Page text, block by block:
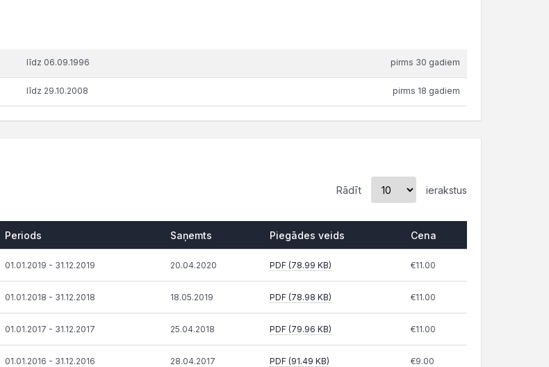
līdz 06.09.1996 pirms 30 gadiem
līdz 29.10.2008 pirms 18 gadiem
Rādīt ierakstus
Periods Saņemts Piegādes veids
Cena
01.01.2019 - 31.12.2019 20.04.2020 PDF (78.99 KB) €11.00
01.01.2018 - 31.12.2018 18.05.2019 PDF (78.98 KB) €11.00
01.01.2017 - 31.12.2017 25.04.2018 PDF (79.96 KB) €11.00
01.01.2016 - 31.12.2016 28.04.2017 PDF (91.49 KB) €9.00